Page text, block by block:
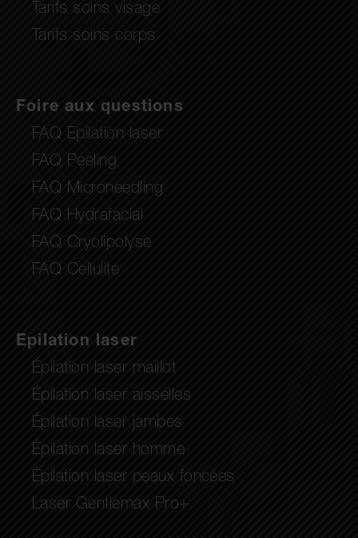
Tarifs soins visage
Tarifs soins corps
Foire aux questions
FAQ Epilation laser
FAQ Peeling
FAQ Microneedling
FAQ Hydrafacial
FAQ Cryolipolyse
FAQ Cellulite
Epilation laser
Épilation laser maillot
Épilation laser aisselles
Épilation laser jambes
Épilation laser homme
Épilation laser peaux foncées
Laser Gentlemax Pro+